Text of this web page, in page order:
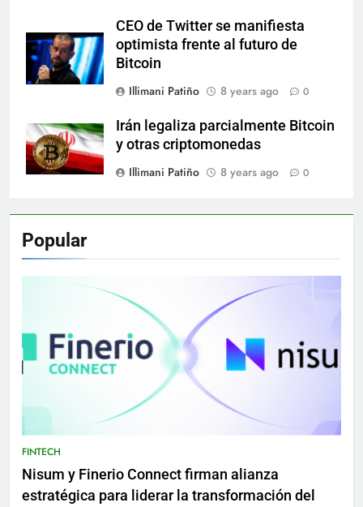
CEO de Twitter se manifiesta
optimista frente al futuro de
Bitcoin
Illimani Patiño
8 years ago 0
Irán legaliza parcialmente Bitcoin
y otras criptomonedas
Illimani Patiño
8 years ago 0
Popular
FINTECH
Nisum y Finerio Connect firman alianza
estratégica para liderar la transformación del